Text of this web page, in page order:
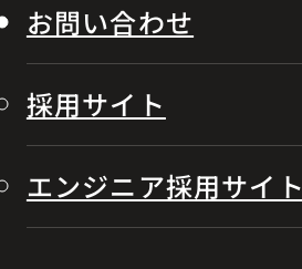
お問い合わせ
採用サイト
エンジニア採用サイト